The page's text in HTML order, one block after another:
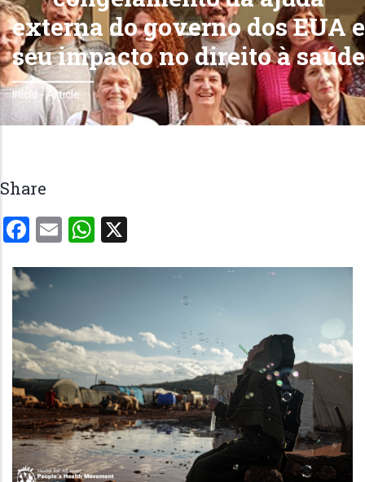
externa do governo dos EUA e
seu impacto no direito à saúde
Trilha
Início -Article
Share
Facebook
EmailWhatsApp